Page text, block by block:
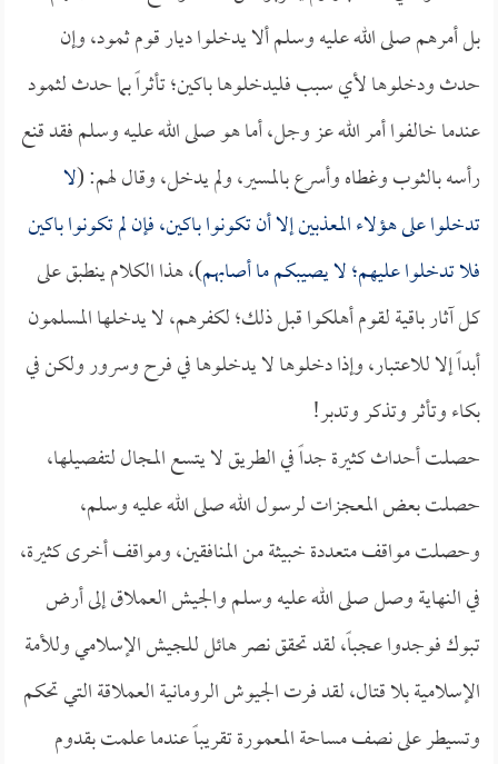
بل أمرهم صلى الله عليه وسلم ألا يدخلوا ديار قوم ثمود، وإن
حدث ودخلوها لأي سبب فليدخلوها باكين؛ تأثراً بما حدث لثمود
عندما خالفوا أمر الله عز وجل، أما هو صلى الله عليه وسلم فقد قنع
رأسه بالثوب وغطاه وأسرع بالمسير، ولم يدخل، وقال لهم: (لا
تدخلوا على هؤلاء المعذبين إلا أن تكونوا باكين، فإن لم تكونوا باكين
فلا تدخلوا عليهم؛ لا يصيبكم ما أصابهم)، هذا الكلام ينطبق على
كل آثار باقية لقوم أهلكوا قبل ذلك؛ لكفرهم، لا يدخلها المسلمون
أبداً إلا للاعتبار، وإذا دخلوها لا يدخلوها في فرح وسرور ولكن في
بكاء وتأثر وتذكر وتدبر!
حصلت أحداث كثيرة جداً في الطريق لا يتسع المجال لتفصيلها،
حصلت بعض المعجزات لرسول الله صلى الله عليه وسلم،
وحصلت مواقف متعددة خبيثة من المنافقين، ومواقف أخرى كثيرة،
في النهاية وصل صلى الله عليه وسلم والجيش العملاق إلى أرض
تبوك فوجدوا عجباً، لقد تحقق نصر هائل للجيش الإسلامي وللأمة
الإسلامية بلا قتال، لقد فرت الجيوش الرومانية العملاقة التي تحكم
وتسيطر على نصف مساحة المعمورة تقريباً عندما علمت بقدوم